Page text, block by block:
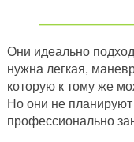
Они идеально
нужна легкая,
которую к тому же
Но они не планируют
профессионально